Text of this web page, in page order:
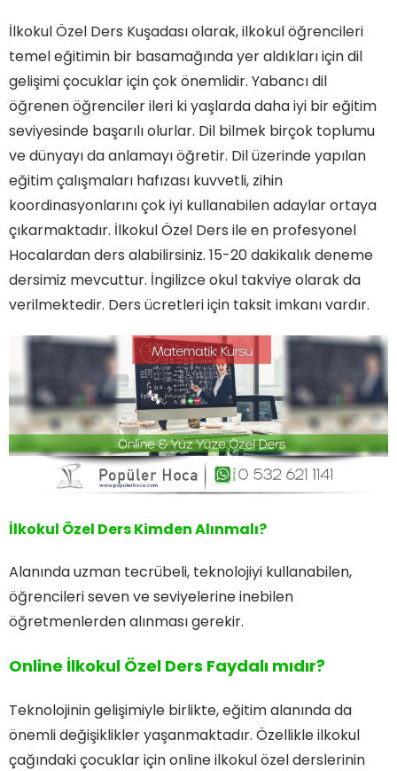
İlkokul Özel Ders Kuşadası olarak, ilkokul öğrencileri
temel eğitimin bir basamağında yer aldıkları için dil
gelişimi çocuklar için çok önemlidir. Yabancı dil
öğrenen öğrenciler ileri ki yaşlarda daha iyi bir eğitim
seviyesinde başarılı olurlar. Dil bilmek birçok toplumu
ve dünyayı da anlamayı öğretir. Dil üzerinde yapılan
eğitim çalışmaları hafızası kuvvetli, zihin
koordinasyonlarını çok iyi kullanabilen adaylar ortaya
çıkarmaktadır. İlkokul Özel Ders ile en profesyonel
Hocalardan ders alabilirsiniz. 15-20 dakikalık deneme
dersimiz mevcuttur. İngilizce okul takviye olarak da
verilmektedir. Ders ücretleri için taksit imkanı vardır.
İlkokul Özel Ders Kimden Alınmalı?
Alanında uzman tecrübeli, teknolojiyi kullanabilen,
öğrencileri seven ve seviyelerine inebilen
öğretmenlerden alınması gerekir.
Online İlkokul Özel Ders Faydalı mıdır?
Teknolojinin gelişimiyle birlikte, eğitim alanında da
önemli değişiklikler yaşanmaktadır. Özellikle ilkokul
çağındaki çocuklar için online ilkokul özel derslerinin